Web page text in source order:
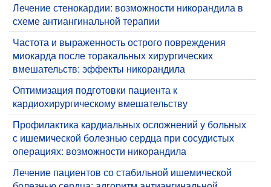
Лечение стенокардии: возможности никорандила в
схеме антиангинальной терапии
Частота и выраженность острого повреждения
миокарда после торакальных хирургических
вмешательств: эффекты никорандила
Оптимизация подготовки пациента к
кардиохирургическому вмешательству
​Профилактика кардиальных осложнений у больных
с ишемической болезнью сердца при сосудистых
операциях: возможности никорандила
Лечение пациентов со стабильной ишемической